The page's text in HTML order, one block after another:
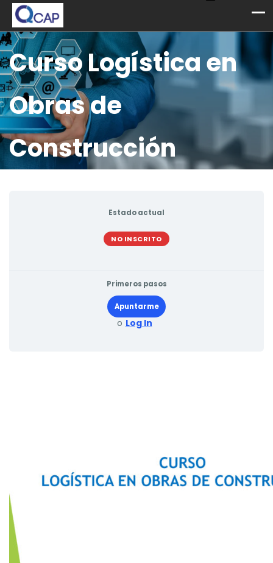
Curso Logística en
Obras de
Construcción
Estado actual
NO INSCRITO
Primeros pasos
Apuntarme
o Log In